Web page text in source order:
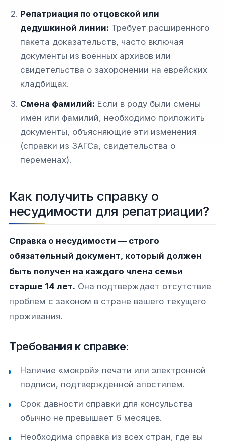
Репатриация по отцовской или
дедушкиной линии: Требует расширенного
пакета доказательств, часто включая
документы из военных архивов или
свидетельства о захоронении на еврейских
кладбищах.
Смена фамилий: Если в роду были смены
имен или фамилий, необходимо приложить
документы, объясняющие эти изменения
(справки из ЗАГСа, свидетельства о
переменах).
Как получить справку о
несудимости для репатриации?
Справка о несудимости — строго
обязательный документ, который должен
быть получен на каждого члена семьи
старше 14 лет. Она подтверждает отсутствие
проблем с законом в стране вашего текущего
проживания.
Требования к справке:
Наличие «мокрой» печати или электронной
подписи, подтвержденной апостилем.
Срок давности справки для консульства
обычно не превышает 6 месяцев.
Необходима справка из всех стран, где вы